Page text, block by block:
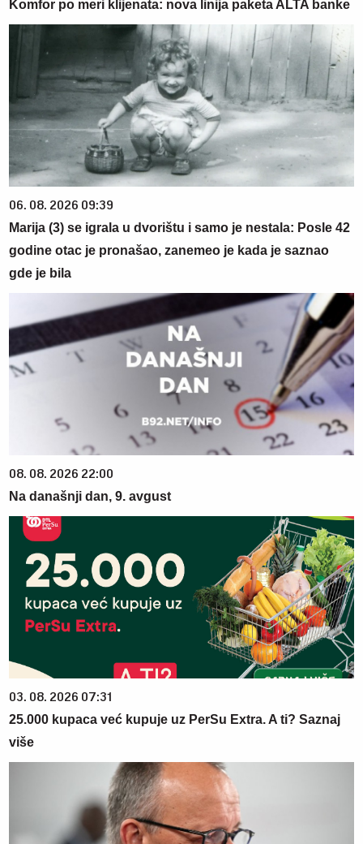
Komfor po meri klijenata: nova linija paketa ALTA banke
06. 08. 2026 09:39
Marija (3) se igrala u dvorištu i samo je nestala: Posle 42
godine otac je pronašao, zanemeo je kada je saznao
gde je bila
08. 08. 2026 22:00
Na današnji dan, 9. avgust
03. 08. 2026 07:31
25.000 kupaca već kupuje uz PerSu Extra. A ti? Saznaj
više